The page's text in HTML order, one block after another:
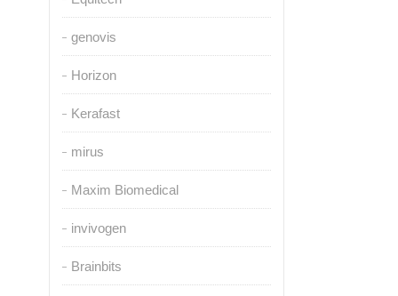
genovis
Horizon
Kerafast
mirus
Maxim Biomedical
invivogen
Brainbits